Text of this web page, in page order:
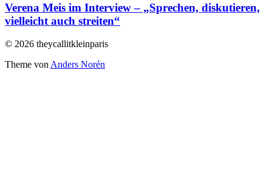
Verena Meis im Interview – „Sprechen, diskutieren,
vielleicht auch streiten“
© 2026 theycallitkleinparis
Theme vonAnders Norén